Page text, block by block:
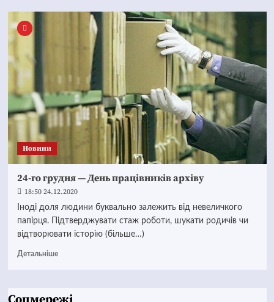
Новини
24-го грудня — День працівників архіву
18:50 24.12.2020
Іноді доля людини буквально залежить від невеличкого
папірця. Підтверджувати стаж роботи, шукати родичів чи
відтворювати історію (більше…)
Детальніше